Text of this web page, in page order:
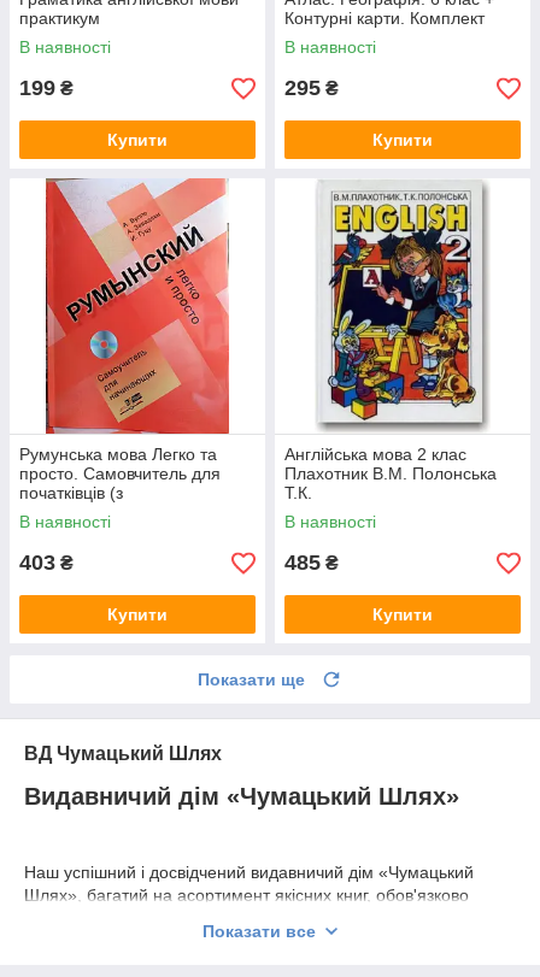
практикум
В наявності
199 ₴
Купити
Контурні карти. Комплект
В наявності
295 ₴
Купити
Румунська мова Легко та
просто. Самовчитель для
початківців (з
аудіозастосунком)
В наявності
403 ₴
Купити
Англійська мова 2 клас
Плахотник В.М. Полонська
Т.К.
В наявності
485 ₴
Купити
Показати ще
ВД Чумацький Шлях
Видавничий дім «Чумацький Шлях»
Наш успішний і досвідчений видавничий дім «Чумацький
Шлях», багатий на асортимент якісних книг, обов'язково
книгу, яка так важлива для Вашого розвитку! Ще з давніх часів
Показати все